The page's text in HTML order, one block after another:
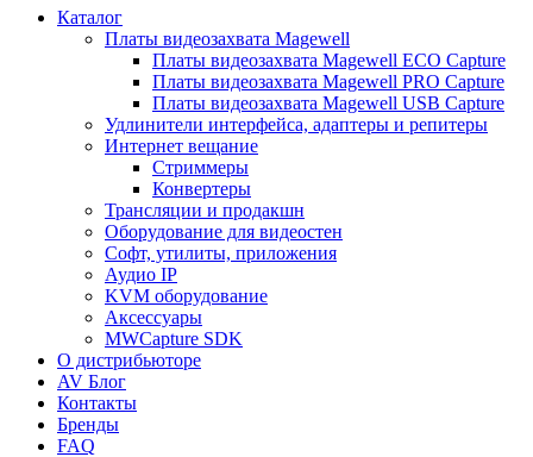
Каталог
Платы видеозахвата Magewell
Платы видеозахвата Magewell ECO Capture
Платы видеозахвата Magewell PRO Capture
Платы видеозахвата Magewell USB Capture
Удлинители интерфейса, адаптеры и репитеры
Интернет вещание
Стриммеры
Конвертеры
Трансляции и продакшн
Оборудование для видеостен
Софт, утилиты, приложения
Аудио IP
KVM оборудование
Аксессуары
MWCapture SDK
О дистрибьюторе
AV Блог
Контакты
Бренды
FAQ